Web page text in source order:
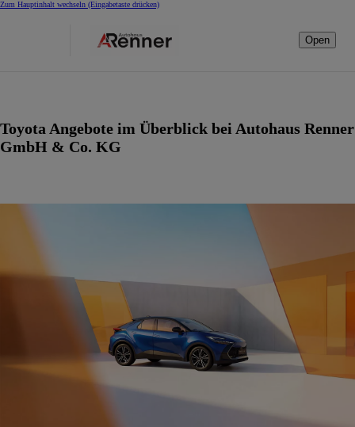
Zum Hauptinhalt wechseln (Eingabetaste drücken)
Open
Toyota Angebote im Überblick bei Autohaus Renner
GmbH & Co. KG